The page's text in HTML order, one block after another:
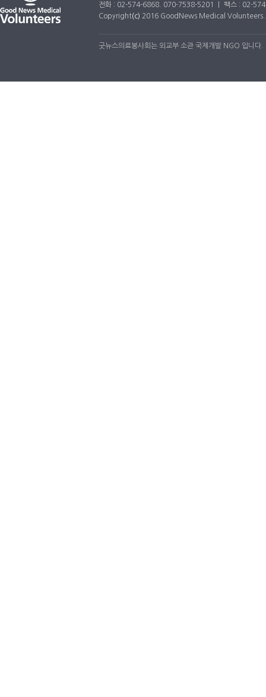
전화 : 02-574-6868. 070-7538-5201 ｜ 팩스 : 02-
Copyright(c) 2016 GoodNews Medical
굿뉴스의료봉사회는 외교부 소관 국제개발 NGO 입니다.